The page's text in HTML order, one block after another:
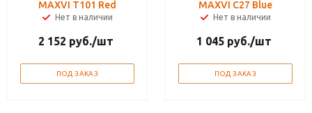
MAXVI T101 Red
Нет в наличии
2 152 руб./шт
ПОД ЗАКАЗ
MAXVI C27 Blue
Нет в наличии
1 045 руб./шт
ПОД ЗАКАЗ